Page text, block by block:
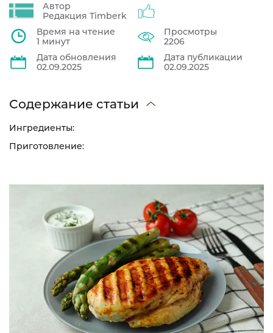
Автор
Редакция Timberk
Время на чтение
1 минут
Просмотры
2206
Дата обновления
02.09.2025
Дата публикации
02.09.2025
Содержание статьи
Ингредиенты:
Приготовление: